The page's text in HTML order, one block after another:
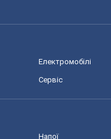
Електромобілі
Сервіс
Напої